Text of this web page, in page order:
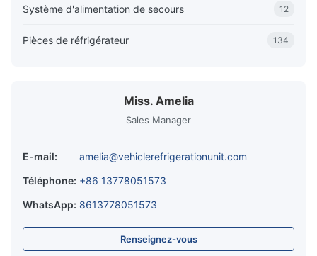
Système d'alimentation de secours 12
Pièces de réfrigérateur 134
Miss. Amelia
Sales Manager
E-mail:
amelia@vehiclerefrigerationunit.com
Téléphone: +86 13778051573
WhatsApp: 8613778051573
Renseignez-vous